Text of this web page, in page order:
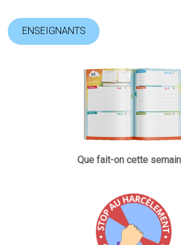
ENSEIGNANTS
Que fait-on cette